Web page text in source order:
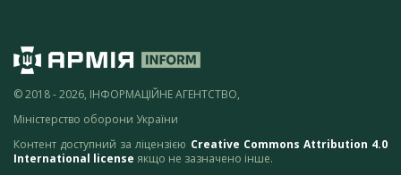
© 2018 - 2026, ІНФОРМАЦІЙНЕ АГЕНТСТВО,
Міністерство оборони України
Контент доступний за ліцензією Creative Commons Attribution 4.0
International license якщо не зазначено інше.